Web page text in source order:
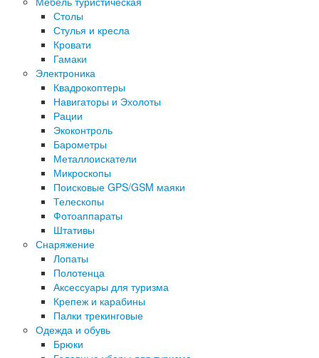
Столы
Стулья и кресла
Кровати
Гамаки
Электроника
Квадрокоптеры
Навигаторы и Эхолоты
Рации
Экоконтроль
Барометры
Металлоискатели
Микроскопы
Поисковые GPS/GSM маяки
Телескопы
Фотоаппараты
Штативы
Снаряжение
Лопаты
Полотенца
Аксессуары для туризма
Крепеж и карабины
Палки трекинговые
Одежда и обувь
Брюки